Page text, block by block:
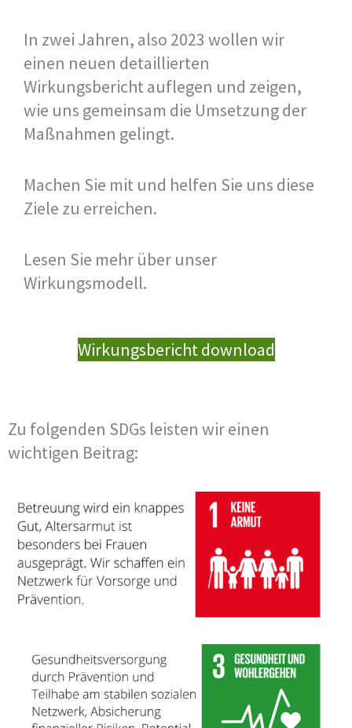
In zwei Jahren, also 2023 wollen wir
einen neuen detaillierten
Wirkungsbericht auflegen und zeigen,
wie uns gemeinsam die Umsetzung der
Maßnahmen gelingt.
Machen Sie mit und helfen Sie uns diese
Ziele zu erreichen.
Lesen Sie mehr über unser
Wirkungsmodell.
Wirkungsbericht download
Zu folgenden SDGs leisten wir einen
wichtigen Beitrag: